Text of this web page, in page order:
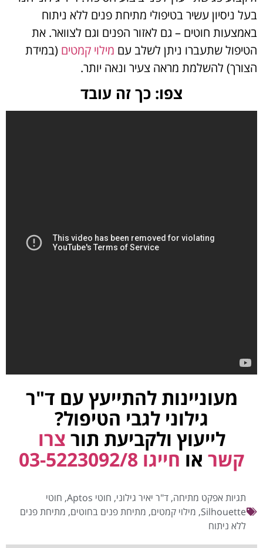
בעל ניסיון עשיר בטיפולי מתיחת פנים ללא ניתוח
באמצעות חוטים – גם לאזור הפנים וגם לצוואר. את
הטיפול שתעברו ניתן לשלב עם מילוי קמטים (במידת
הצורך) להשלמת מראה צעיר ונאה יותר.
צפו: כך זה עובד
מעוניינות להתייעץ עם ד"ר
גילוני לגבי הטיפול?
לייעוץ ולקביעת תור צרו
קשר אוחייגו 03-5223092/8
תגיותאפקט מתיחה,ד"ר יאיר גילוני, חוטי Aptos , חוטי
Silhouette
, מילוי קמטים, מתיחת פנים בחוטים, מתיחת פנים
ללא ניתוח